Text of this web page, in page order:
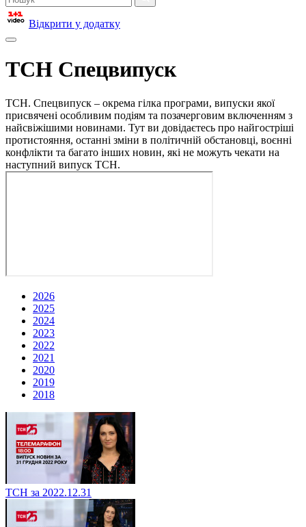
Відкрити у додатку
ТСН Спецвипуск
ТСН. Спецвипуск – окрема гілка програми, випуски якої
присвячені особливим подіям та позачерговим включенням з
найсвіжішими новинами. Тут ви довідаєтесь про найгостріші
протистояння, останні зміни в політичній обстановці, воєнні
конфлікти та багато інших новин, які не можуть чекати на
наступний випуск ТСН.
2026
2025
2024
2023
2022
2021
2020
2019
2018
ТСН за 2022.12.31